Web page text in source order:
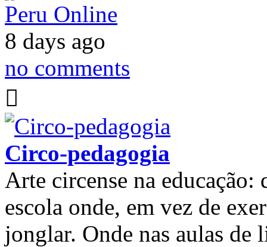
Peru Online
8 days ago
no comments
Circo-pedagogia
Arte circense na educação:
escola onde, em vez de
jonglar. Onde nas aulas